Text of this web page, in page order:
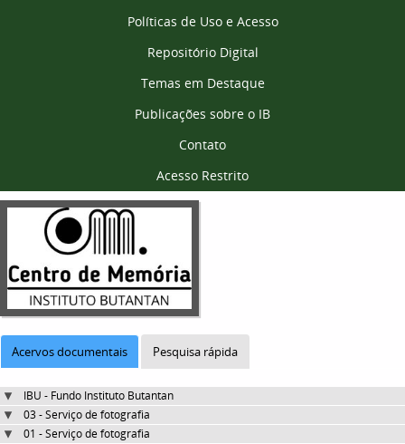
Políticas de Uso e Acesso
Repositório Digital
Temas em Destaque
Publicações sobre o IB
Contato
Acesso Restrito
Acervos documentais Pesquisa rápida
IBU - Fundo Instituto Butantan
03 - Serviço de fotografia
01 - Serviço de fotografia